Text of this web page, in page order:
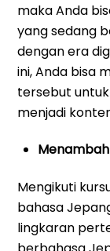
maka Anda
yang sedang
dengan era
ini, Anda bisa
tersebut
menjadi
Mengikuti
bahasa
lingkaran